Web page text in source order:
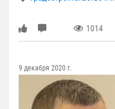
1014
9 декабря 2020 г.